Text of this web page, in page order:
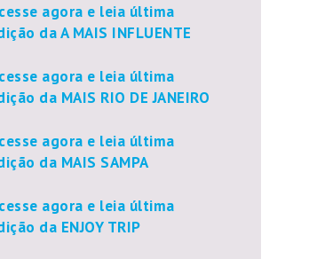
agora e leia última
da A MAIS INFLUENTE
agora e leia última
da MAIS RIO DE JANEIRO
agora e leia última
da MAIS SAMPA
agora e leia última
da ENJOY TRIP